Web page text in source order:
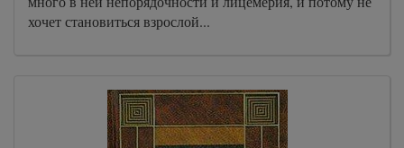
хочет становиться взрослой...